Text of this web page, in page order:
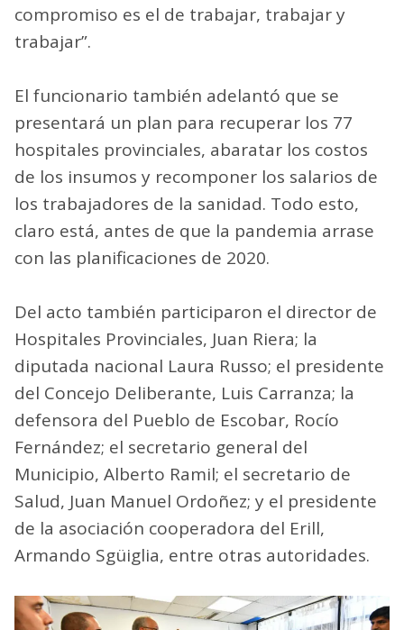
compromiso es el de trabajar, trabajar y
trabajar”.
El funcionario también adelantó que se
presentará un plan para recuperar los 77
hospitales provinciales, abaratar los costos
de los insumos y recomponer los salarios de
los trabajadores de la sanidad. Todo esto,
claro está, antes de que la pandemia arrase
con las planificaciones de 2020.
Del acto también participaron el director de
Hospitales Provinciales, Juan Riera; la
diputada nacional Laura Russo; el presidente
del Concejo Deliberante, Luis Carranza; la
defensora del Pueblo de Escobar, Rocío
Fernández; el secretario general del
Municipio, Alberto Ramil; el secretario de
Salud, Juan Manuel Ordoñez; y el presidente
de la asociación cooperadora del Erill,
Armando Sgüiglia, entre otras autoridades.